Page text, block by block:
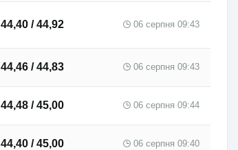
44,40 / 44,92 06 серпня 09:43
44,46 / 44,83 06 серпня 09:43
44,48 / 45,00 06 серпня 09:44
44,40 / 45,00 06 серпня 09:40